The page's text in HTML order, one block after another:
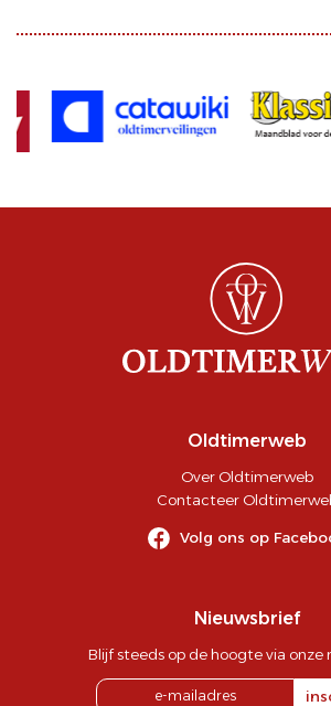
Oldtimerweb
Over Oldtimerweb
Contacteer
Volg ons op
Nieuwsbrief
Blijf steeds op de hoogte via onze